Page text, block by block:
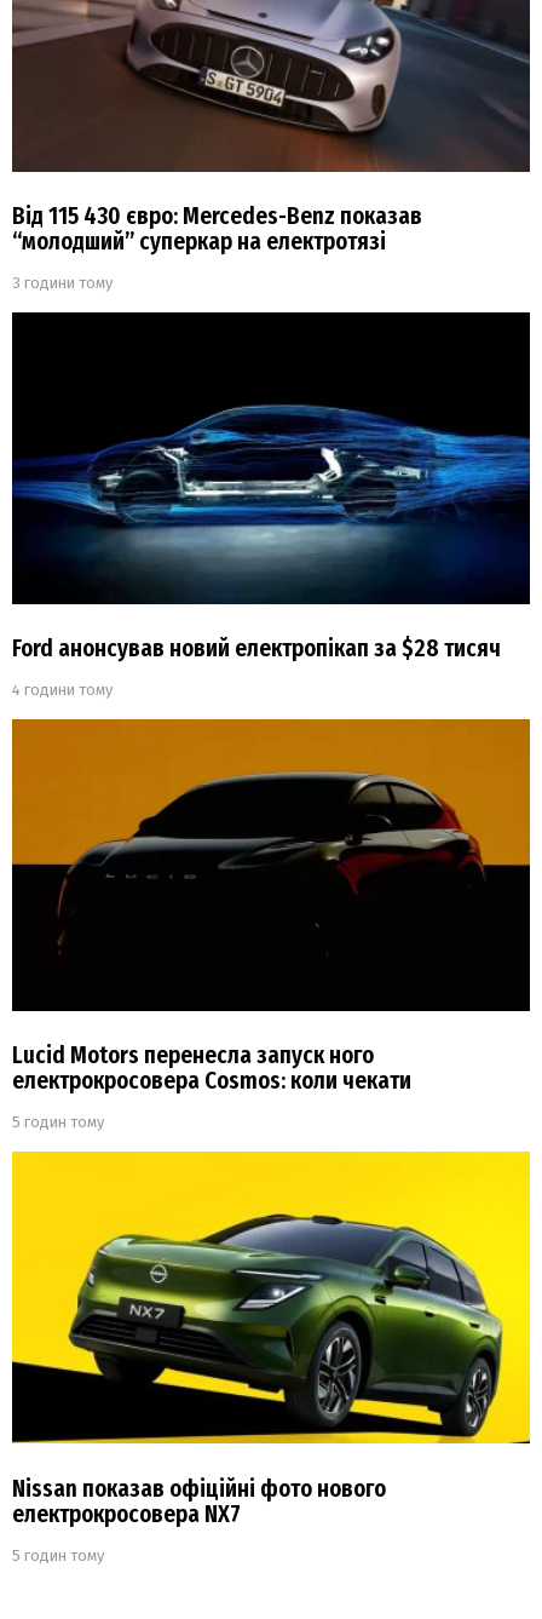
Від 115 430 євро: Mercedes-Benz показав
“молодший” суперкар на електротязі
3 години тому
Ford анонсував новий електропікап за $28 тисяч
4 години тому
Lucid Motors перенесла запуск ного
електрокросовера Cosmos: коли чекати
5 годин тому
Nissan показав офіційні фото нового
електрокросовера NX7
5 годин тому